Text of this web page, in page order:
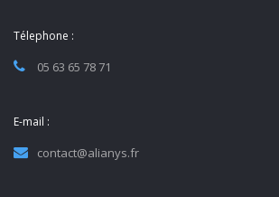
Télephone :
05 63 65 78 71
E-mail :
contact@alianys.fr